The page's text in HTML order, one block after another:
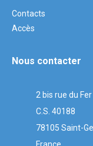
Contacts
Accès
Nous contacter
2 bis rue du
C.S. 40188
78105 Saint-
France